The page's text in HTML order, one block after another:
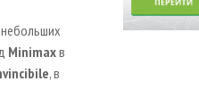
Minimaxв
, в